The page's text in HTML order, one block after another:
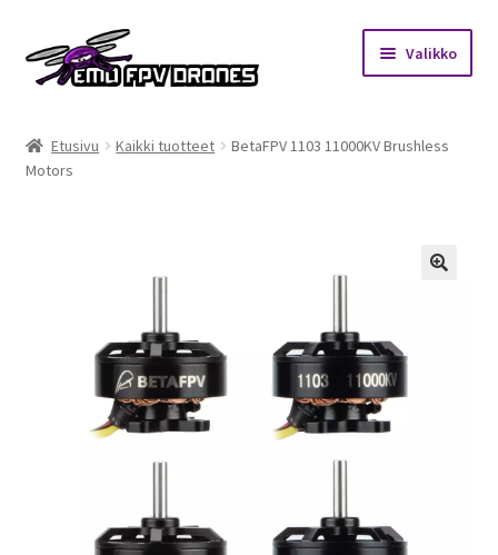
Siirry
navigointiin
Siirry
sisältöön
Valikko
Kauppa
Mitä on FPV?
Beta65 – Betacube – Betaflight Configuration
FPV Kopteri kokoluokat
Etusivu Kaikki tuotteet
BetaFPV 1103 11000KV Brushless
Motors